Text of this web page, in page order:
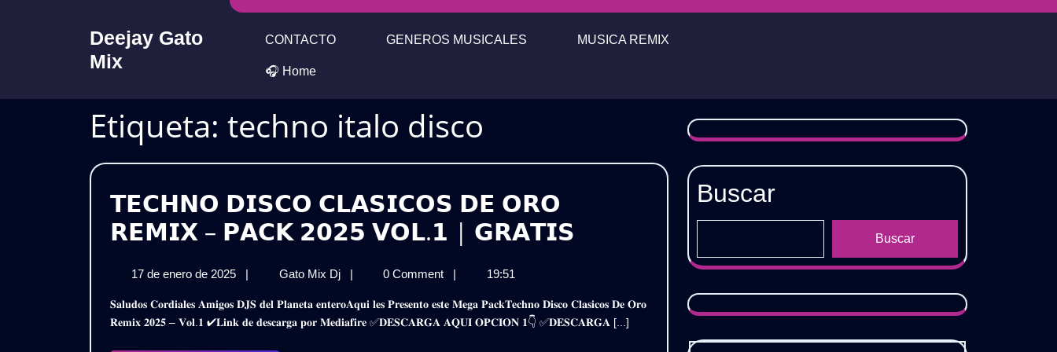
Deejay Gato
Mix
CONTACTO GENEROS MUSICALES MUSICA REMIX
🎧 Home
Etiqueta: techno italo disco
𝗧𝗘𝗖𝗛𝗡𝗢 𝗗𝗜𝗦𝗖𝗢 𝗖𝗟𝗔𝗦𝗜𝗖𝗢𝗦 𝗗𝗘 𝗢𝗥𝗢
𝗥𝗘𝗠𝗜𝗫 – 𝗣𝗔𝗖𝗞 𝟮𝟬𝟮𝟱 𝗩𝗢𝗟.𝟭 | 𝗚𝗥𝗔𝗧𝗜𝗦
𝗖𝗟𝗔𝗦𝗜𝗖𝗢𝗦
𝗗𝗘
17 de enero de 2025
17
enero
de
| Gato Mix Dj
𝗧𝗘𝗖𝗛𝗡𝗢
𝗖𝗟𝗔𝗦𝗜𝗖𝗢𝗦
𝗗𝗘
| 0 Comment | 19:51
𝐒𝐚𝐥𝐮𝐝𝐨𝐬 𝐂𝐨𝐫𝐝𝐢𝐚𝐥𝐞𝐬 𝐀𝐦𝐢𝐠𝐨𝐬 𝐃𝐉𝐒 𝐝𝐞𝐥 𝐏𝐥𝐚𝐧𝐞𝐭𝐚 𝐞𝐧𝐭𝐞𝐫𝐨𝐀𝐪𝐮𝐢 𝐥𝐞𝐬 𝐏𝐫𝐞𝐬𝐞𝐧𝐭𝐨 𝐞𝐬𝐭𝐞 𝐌𝐞𝐠𝐚 𝐏𝐚𝐜𝐤𝐓𝐞𝐜𝐡𝐧𝐨 𝐃𝐢𝐬𝐜𝐨 𝐂𝐥𝐚𝐬𝐢𝐜𝐨𝐬 𝐃𝐞 𝐎𝐫𝐨
𝐑𝐞𝐦𝐢𝐱 𝟐𝟎𝟐𝟓 – 𝐕𝐨𝐥.𝟏 ✔𝐋𝐢𝐧𝐤 𝐝𝐞 𝐝𝐞𝐬𝐜𝐚𝐫𝐠𝐚 𝐩𝐨𝐫 𝐌𝐞𝐝𝐢𝐚𝐟𝐢𝐫𝐞 ✅𝐃𝐄𝐒𝐂𝐀𝐑𝐆𝐀 𝐀𝐐𝐔𝐈 𝐎𝐏𝐂𝐈𝐎𝐍 𝟏👇 ✅𝐃𝐄𝐒𝐂𝐀𝐑𝐆𝐀 [...]
Buscar
Buscar